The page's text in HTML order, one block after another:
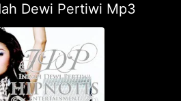
Dewi Pertiwi Mp3